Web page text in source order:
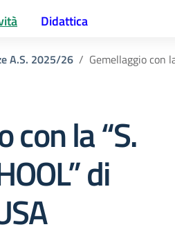
Didattica
A.S. 2025/26 Gemellaggio con
con la “S.
di